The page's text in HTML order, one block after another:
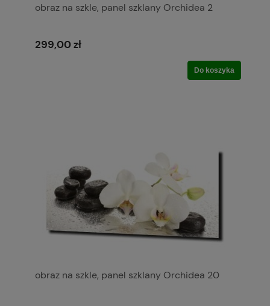
obraz na szkle, panel szklany Orchidea 2
299,00 zł
Do koszyka
obraz na szkle, panel szklany Orchidea 20